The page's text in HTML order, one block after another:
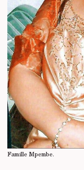
Famille Mpembe.